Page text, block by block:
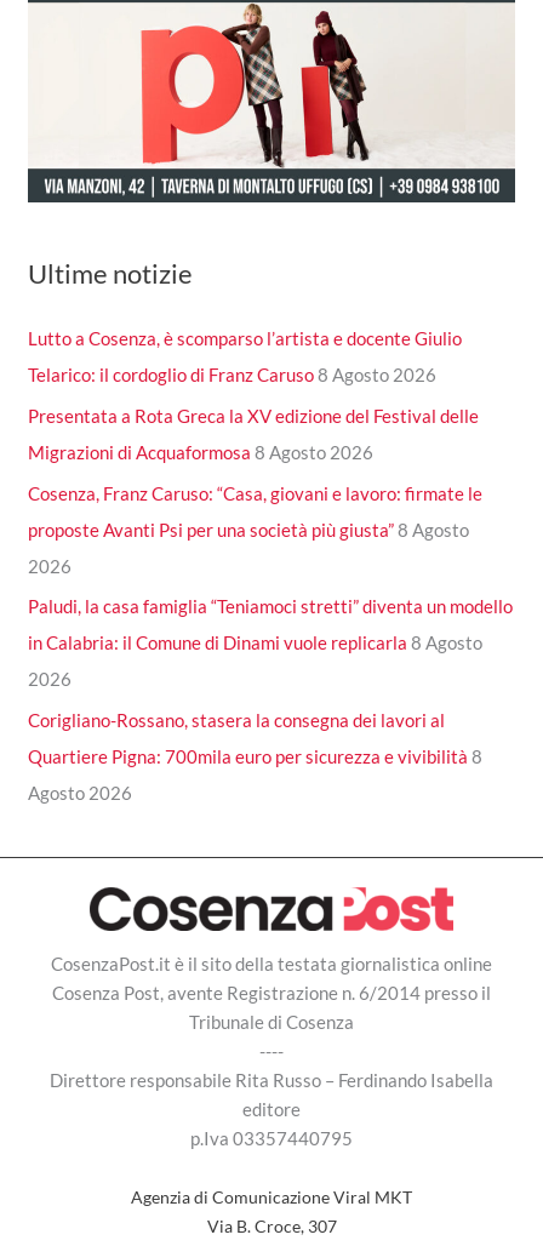
Ultime notizie
Lutto a Cosenza, è scomparso l’artista e docente Giulio
Telarico: il cordoglio di Franz Caruso8 Agosto 2026
Presentata a Rota Greca la XV edizione del Festival delle
Migrazioni di Acquaformosa 8 Agosto 2026
Cosenza, Franz Caruso: “Casa, giovani e lavoro: firmate le
proposte Avanti Psi per una società più giusta”8 Agosto
2026
Paludi, la casa famiglia “Teniamoci stretti” diventa un modello
in Calabria: il Comune di Dinami vuole replicarla 8 Agosto
2026
Corigliano-Rossano, stasera la consegna dei lavori al
Quartiere Pigna: 700mila euro per sicurezza e vivibilità 8
Agosto 2026
CosenzaPost.it è il sito della testata giornalistica online
Cosenza Post, avente Registrazione n. 6/2014 presso il
Tribunale di Cosenza
----
Direttore responsabile Rita Russo – Ferdinando Isabella
editore
p.Iva 03357440795
Agenzia di Comunicazione Viral MKT
Via B. Croce, 307